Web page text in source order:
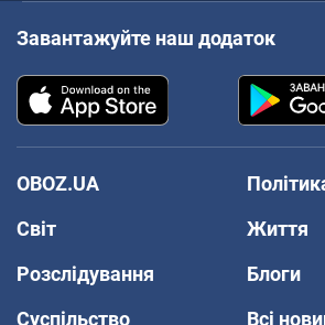
Завантажуйте наш додаток
OBOZ.UA
Світ
Життя
Розслідування
Блоги
Суспільство
Всі